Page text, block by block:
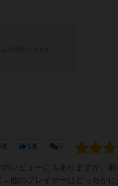
1名 0
のレビューにもありますが、
→他のプレイヤーはどっちか